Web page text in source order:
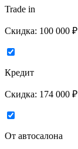
Trade in
Скидка: 100 000 ₽
Кредит
Скидка: 174 000 ₽
От автосалона